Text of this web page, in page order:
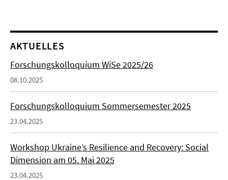
AKTUELLES
Forschungskolloquium WiSe 2025/26
08.10.2025
Forschungskolloquium Sommersemester 2025
23.04.2025
Workshop Ukraine’s Resilience and Recovery: Social
Dimension am 05. Mai 2025
23.04.2025